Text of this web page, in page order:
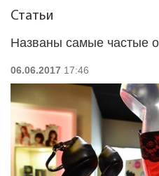
Статьи
Названы самые частые
06.06.2017 17:46